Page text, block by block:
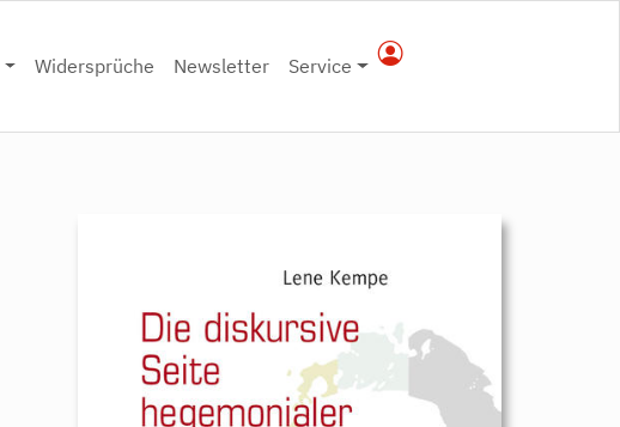
Widersprüche Newsletter Service